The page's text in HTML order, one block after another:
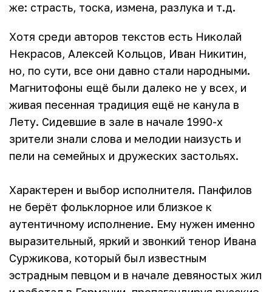
же: страсть, тоска, измена, разлука и т.д.
Хотя среди авторов текстов есть Николай
Некрасов, Алексей Кольцов, Иван Никитин,
но, по сути, все они давно стали народными.
Магнитофоны ещё были далеко не у всех, и
живая песенная традиция ещё не канула в
Лету. Сидевшие в зале в начале 1990-х
зрители знали слова и мелодии наизусть и
пели на семейных и дружеских застольях.
Характерен и выбор исполнителя. Панфилов
не берёт фольклорное или близкое к
аутентичному исполнение. Ему нужен именно
выразительный, яркий и звонкий тенор Ивана
Суржикова, который был известным
эстрадным певцом и в начале девяностых жил